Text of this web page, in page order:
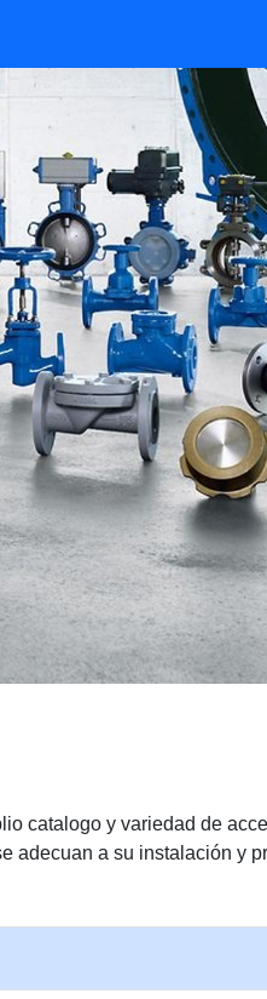
catalogo y variedad de
adecuan a su instalación y